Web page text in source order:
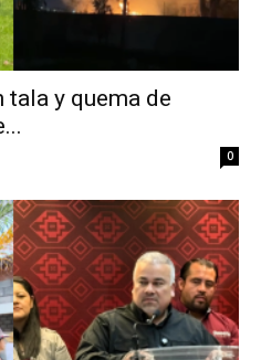
tala y quema de
0